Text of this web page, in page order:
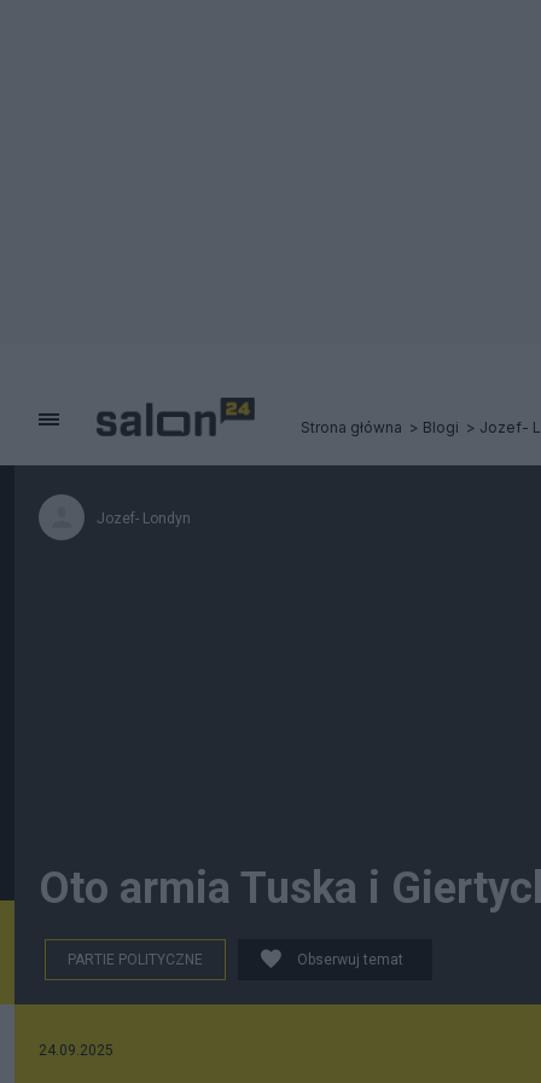
Strona główna Blogi Jozef-
Jozef- Londyn
Oto armia Tuska i
PARTIE POLITYCZNE Obserwuj temat
24.09.2025